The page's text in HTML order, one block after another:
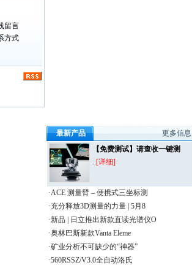
留言
方式
最新产品
更多信息
【免费测试】请查收一键测
..[详细]
·ACE 测量臂 – 便携式三坐标测
·充分释放3D测量的力量 | 5月8
·新品 | 日立推出新款直读光谱仪O
·奥林巴斯新款Vanta Eleme
·矿业分析不可缺少的“神器”
·560RSSZ/V3.0全自动洛氏